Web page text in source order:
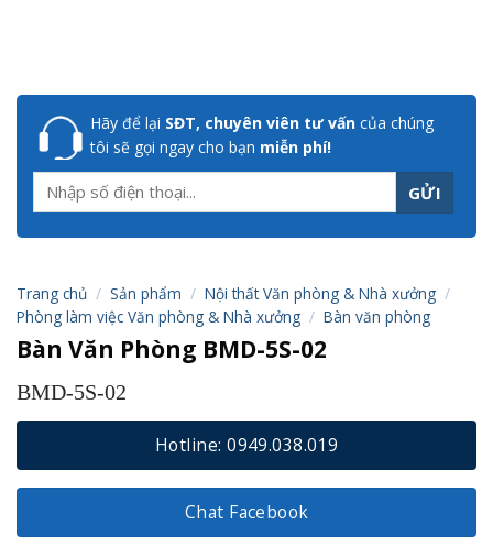
Hãy để lại SĐT, chuyên viên tư vấn của chúng
tôi sẽ gọi ngay cho bạn miễn phí!
Trang chủ / Sản phẩm / Nội thất Văn phòng & Nhà xưởng /
Phòng làm việc Văn phòng & Nhà xưởng / Bàn văn phòng
Bàn Văn Phòng BMD-5S-02
BMD-5S-02
Hotline: 0949.038.019
Chat Facebook